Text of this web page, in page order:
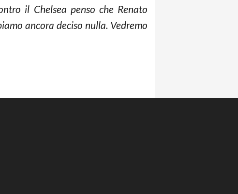
il Chelsea penso che Renato
ancora deciso nulla. Vedremo